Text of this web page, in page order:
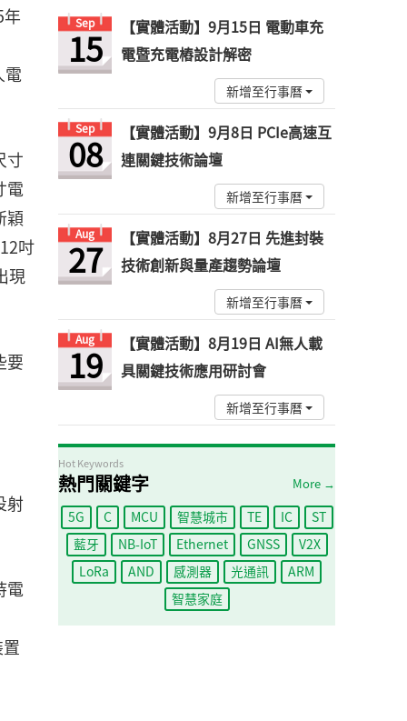
電
寸
電
穎
吋
現
要
射
電
Sep
15
【實體活動】9月15日 電動車充
電暨充電樁設計解密
新增至行事曆
Sep
08
【實體活動】9月8日 PCIe高速互
連關鍵技術論壇
新增至行事曆
Aug
27
【實體活動】8月27日 先進封裝
技術創新與量產趨勢論壇
新增至行事曆
Aug
19
【實體活動】8月19日 AI無人載
具關鍵技術應用研討會
新增至行事曆
Hot Keywords
熱門關鍵字 More →
5G C MCU 智慧城市 TE IC
ST
藍牙
NB-IoT Ethernet GNSS
V2X
LoRa
AND 感測器 光通訊
ARM
智慧家庭